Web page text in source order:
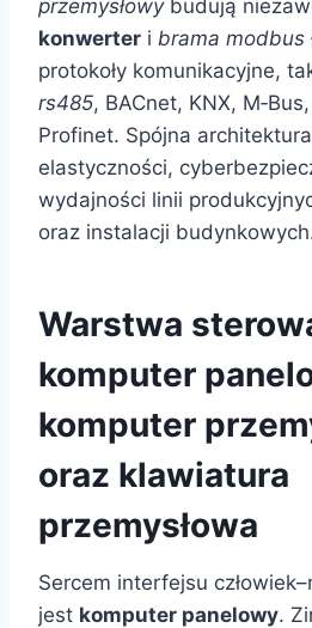
przemysłowybudują
konwerter i brama modbus
protokoły komunikacyjne,
rs485, BACnet, KNX,
Profinet. Spójna
elastyczności,
wydajności linii
oraz instalacji
Warstwa
komputer
komputer
oraz klawiatura
przemysłowa
Sercem interfejsu
jest komputer panelowy.